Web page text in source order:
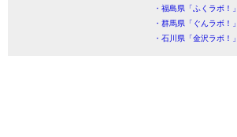
・福島県「ふくラボ！」
・群馬県「ぐんラボ！」
・石川県「金沢ラボ！」